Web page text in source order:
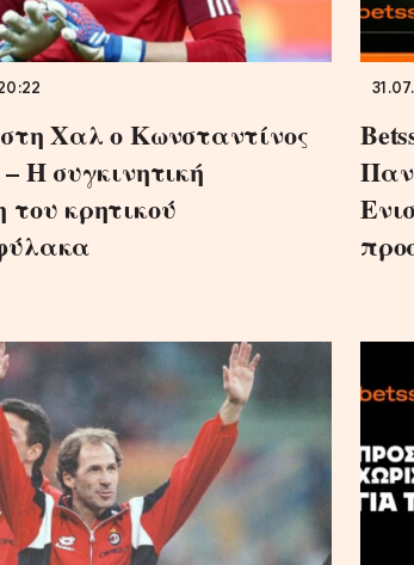
Χαλ ο Κωνσταντίνος
Η συγκινητική
κρητικού